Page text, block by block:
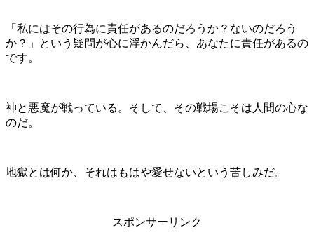
「私にはその行為に責任があるのだろうか？ないのだろう
か？」という疑問が心に浮かんだら、あなたに責任があるの
です。
神と悪魔が戦っている。そして、その戦場こそは人間の心な
のだ。
地獄とは何か、それはもはや愛せないという苦しみだ。
スポンサーリンク